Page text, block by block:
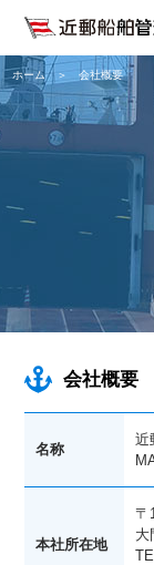
ホーム 会社概要
会社概要
名称
近
本社所在地
〒
大